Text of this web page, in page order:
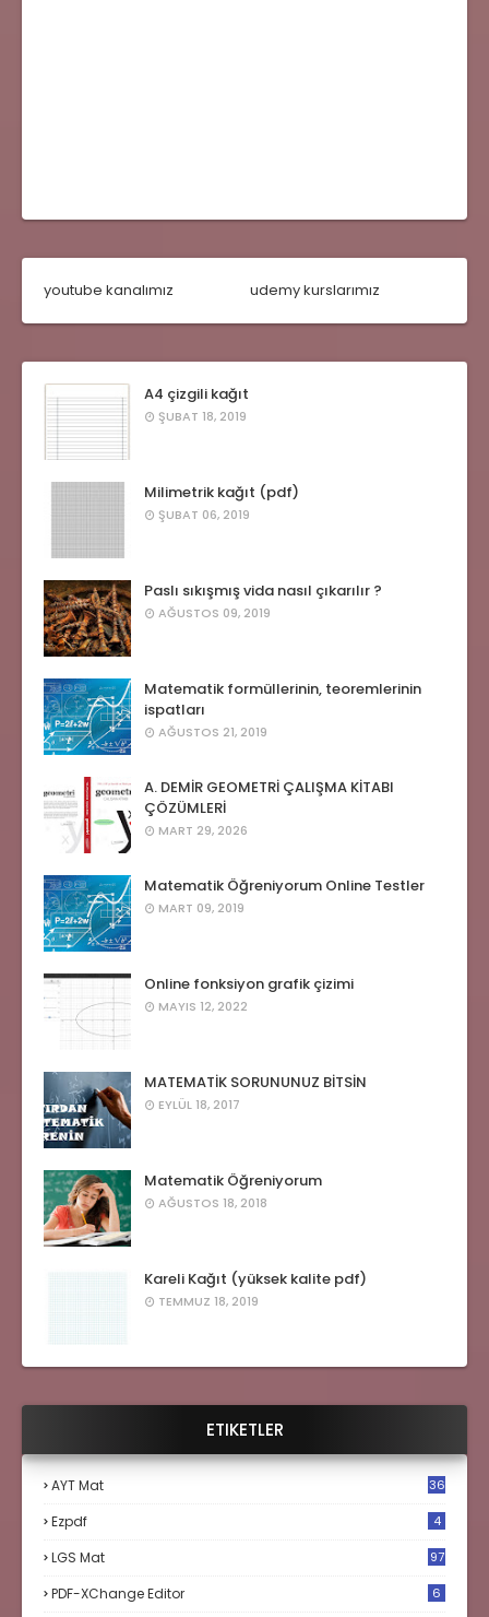
youtube kanalımız udemy kurslarımız
A4 çizgili kağıt
ŞUBAT 18, 2019
Milimetrik kağıt (pdf)
ŞUBAT 06, 2019
Paslı sıkışmış vida nasıl çıkarılır ?
AĞUSTOS 09, 2019
Matematik formüllerinin, teoremlerinin
ispatları
AĞUSTOS 21, 2019
A. DEMİR GEOMETRİ ÇALIŞMA KİTABI
ÇÖZÜMLERİ
MART 29, 2026
Matematik Öğreniyorum Online Testler
MART 09, 2019
Online fonksiyon grafik çizimi
MAYIS 12, 2022
MATEMATİK SORUNUNUZ BİTSİN
EYLÜL 18, 2017
Matematik Öğreniyorum
AĞUSTOS 18, 2018
Kareli Kağıt (yüksek kalite pdf)
TEMMUZ 18, 2019
ETIKETLER
AYT Mat 36
Ezpdf 4
LGS Mat 97
PDF-XChange Editor 6